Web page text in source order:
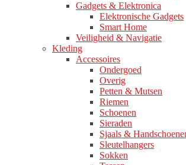
Gadgets & Elektronica
Elektronische Gadgets
Smart Home
Veiligheid & Navigatie
Kleding
Accessoires
Ondergoed
Overig
Petten & Mutsen
Riemen
Schoenen
Sieraden
Sjaals &
Sleutelhangers
Sokken